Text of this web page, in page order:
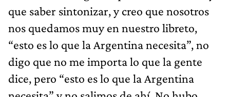
que saber sintonizar, y creo que nosotros
nos quedamos muy en nuestro libreto,
“esto es lo que la Argentina necesita”, no
digo que no me importa lo que la gente
dice, pero “esto es lo que la Argentina